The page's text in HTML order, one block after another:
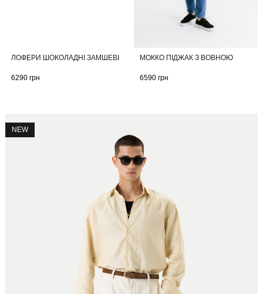
ЛОФЕРИ ШОКОЛАДНІ ЗАМШЕВІ
6290 грн
МОККО ПІДЖАК З ВОВНОЮ
6590 грн
NEW